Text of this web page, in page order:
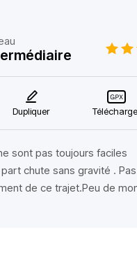
Dupliquer
sont pas toujours faciles
chute sans gravité .
de ce trajet.Peu de